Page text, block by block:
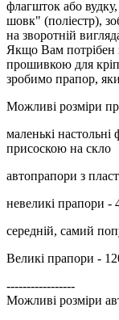
флагшток або
шовк" (поліестр),
на зворотній
Якщо Вам потрібен
прошивкою для
зробимо прапор,
Можливі розміри
маленькі настольні
присоскою на скло
автопрапори з
невеликі прапори -
середній, самий
Великі прапори -
-----------------
Можливі розміри